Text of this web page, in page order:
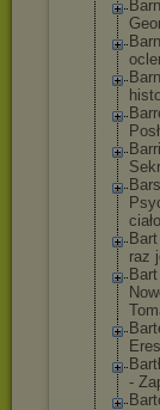
ciało
raz
-